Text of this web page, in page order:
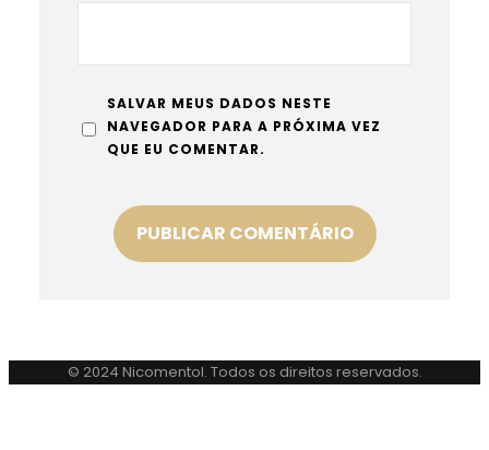
SALVAR MEUS DADOS NESTE
NAVEGADOR PARA A PRÓXIMA VEZ
QUE EU COMENTAR.
© 2024 Nicomentol. Todos os direitos reservados.